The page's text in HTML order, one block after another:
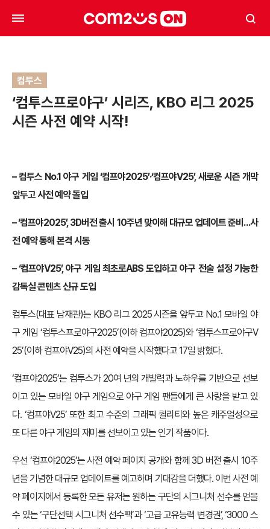
컴투스
‘컴투스프로야구’ 시리즈, KBO 리그 2025
시즌 사전 예약 시작!
– 컴투스 No.1 야구 게임 ‘컴프야2025’·‘컴프야V25’, 새로운 시즌 개막
앞두고 사전 예약 돌입
– ‘컴프야2025’, 3D버전 출시 10주년 맞이해 대규모 업데이트 준비…사
전 예약 통해 본격 시동
– ‘컴프야V25’, 야구 게임 최초로ABS 도입하고 야구 전술 설정 가능한
감독실 콘텐츠 신규 도입
컴투스(대표 남재관)는 KBO 리그 2025 시즌을 앞두고 No.1 모바일 야
구 게임 ‘컴투스프로야구2025’(이하 컴프야2025)와 ‘컴투스프로야구V
25’(이하 컴프야V25)의 사전 예약을 시작했다고 17일 밝혔다.
‘컴프야2025’는 컴투스가 20여 년의 개발력과 노하우를 기반으로 선보
이고 있는 모바일 야구 게임으로 야구 게임 팬들에게 큰 사랑을 받고 있
다. ‘컴프야V25’ 또한 최고 수준의 그래픽 퀼리티와 높은 캐주얼성으로
또 다른 야구 게임의 재미를 선보이고 있는 인기 작품이다.
우선 ‘컴프야2025’는 사전 예약 페이지 공개와 함께 3D 버전 출시 10주
년을 기념한 대규모 업데이트를 예고하며 기대감을 더했다. 이번 사전 예
약 페이지에서 등록한 모든 유저는 원하는 구단의 시그니처 선수를 얻을
수 있는 ‘구단선택 시그니처 선수팩’과 ‘고급 고유능력 변경권’, ‘3000 스